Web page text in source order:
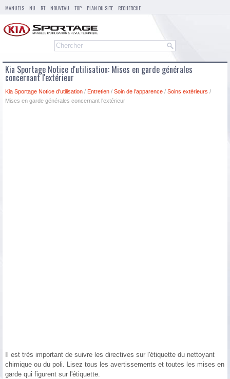
MANUELS NU RT NOUVEAU TOP PLAN DU SITE RECHERCHE
Kia Sportage Notice d'utilisation: Mises en garde générales
concernant l'extérieur
Kia Sportage Notice d'utilisation / Entretien / Soin de l'apparence / Soins extérieurs /
Mises en garde générales concernant l'extérieur
Il est très important de suivre les directives sur l'étiquette du nettoyant
chimique ou du poli. Lisez tous les avertissements et toutes les mises en
garde qui figurent sur l'étiquette.